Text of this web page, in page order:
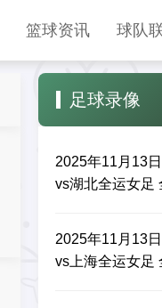
篮球资讯 球队
足球录像
2025年11月13
vs湖北全运女足
2025年11月13
vs上海全运女足